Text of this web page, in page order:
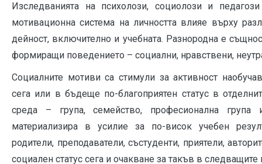
Изследванията на психолози, социолози и
мотивационна система на личността влияе върху
дейност, включително и учебната. Разнородна е
формиращи поведението – социални, нравствени,
Социалните мотиви са стимули за активност
сега или в бъдеще по-благоприятен статус в
среда – група, семейство, професионална група
материализира в усилие за по-висок учебен
родители, преподаватели, състуденти, приятели,
социален статус сега и очакване за такъв в следващите